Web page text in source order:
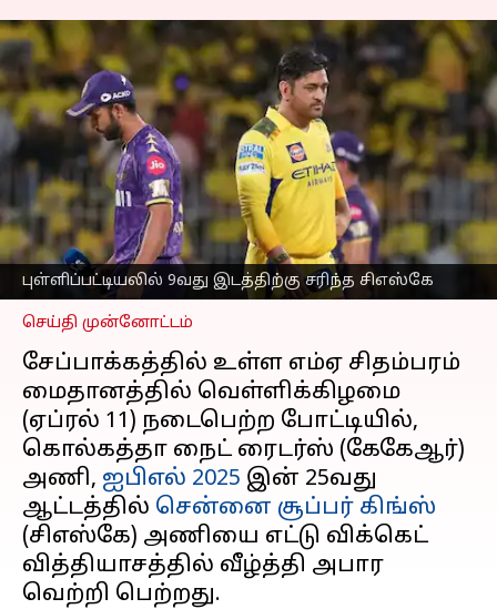
புள்ளிப்பட்டியலில் 9வது இடத்திற்கு சரிந்த சிஎஸ்கே
ஐபிஎல் 2025:
புள்ளிப்பட்டியலில் 9வது
இடத்திற்கு சரிந்த
சிஎஸ்கே; டாப் 4
இடங்களில் இருப்பது
யார்?
எழுதியவர் Sekar Chinnappan Apr 12, 2025 08:13 am
செய்தி முன்னோட்டம்
சேப்பாக்கத்தில் உள்ள எம்ஏ சிதம்பரம்
மைதானத்தில் வெள்ளிக்கிழமை
(ஏப்ரல் 11) நடைபெற்ற போட்டியில்,
கொல்கத்தா நைட் ரைடர்ஸ் (கேகேஆர்)
அணி, ஐபிஎல் 2025 இன் 25வது
ஆட்டத்தில் சென்னை சூப்பர் கிங்ஸ்
(சிஎஸ்கே) அணியை எட்டு விக்கெட்
வித்தியாசத்தில் வீழ்த்தி அபார
வெற்றி பெற்றது.